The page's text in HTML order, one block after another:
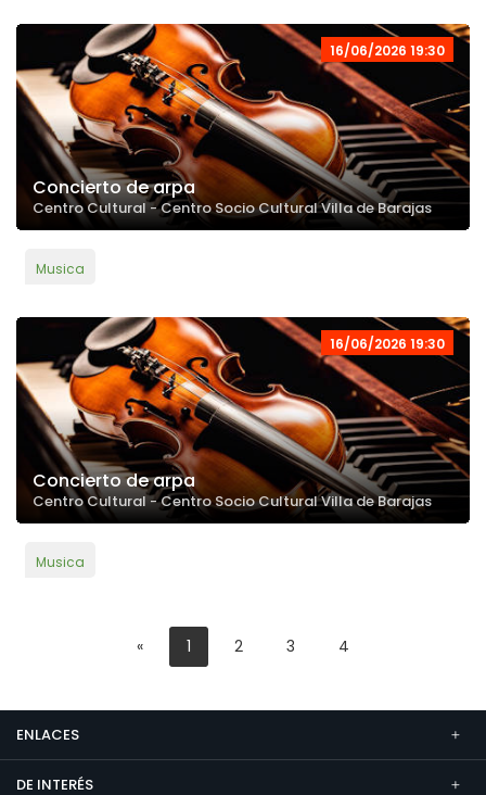
16/06/2026 19:30
Concierto de arpa
Centro Cultural - Centro Socio Cultural Villa de Barajas
Musica
16/06/2026 19:30
Concierto de arpa
Centro Cultural - Centro Socio Cultural Villa de Barajas
Musica
« 1 2 3 4
ENLACES
DE INTERÉS